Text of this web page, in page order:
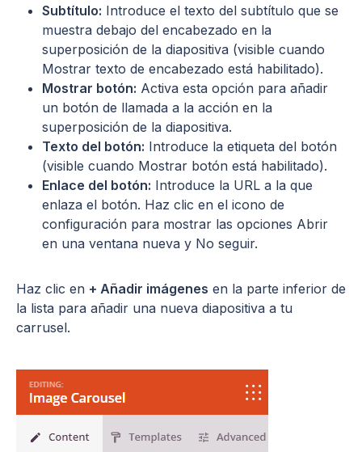
Subtítulo: Introduce el texto del subtítulo que se
muestra debajo del encabezado en la
superposición de la diapositiva (visible cuando
Mostrar texto de encabezado está habilitado).
Mostrar botón: Activa esta opción para añadir
un botón de llamada a la acción en la
superposición de la diapositiva.
Texto del botón: Introduce la etiqueta del botón
(visible cuando Mostrar botón está habilitado).
Enlace del botón: Introduce la URL a la que
enlaza el botón. Haz clic en el icono de
configuración para mostrar las opciones Abrir
en una ventana nueva y No seguir.
Haz clic en + Añadir imágenes en la parte inferior de
la lista para añadir una nueva diapositiva a tu
carrusel.